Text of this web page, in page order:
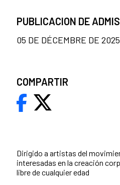
Dirigido a artistas del
interesadas en la creación
libre de cualquier edad
PUBLICACION DE
05 DE DÉCEMBRE DE 2025
COMPARTIR